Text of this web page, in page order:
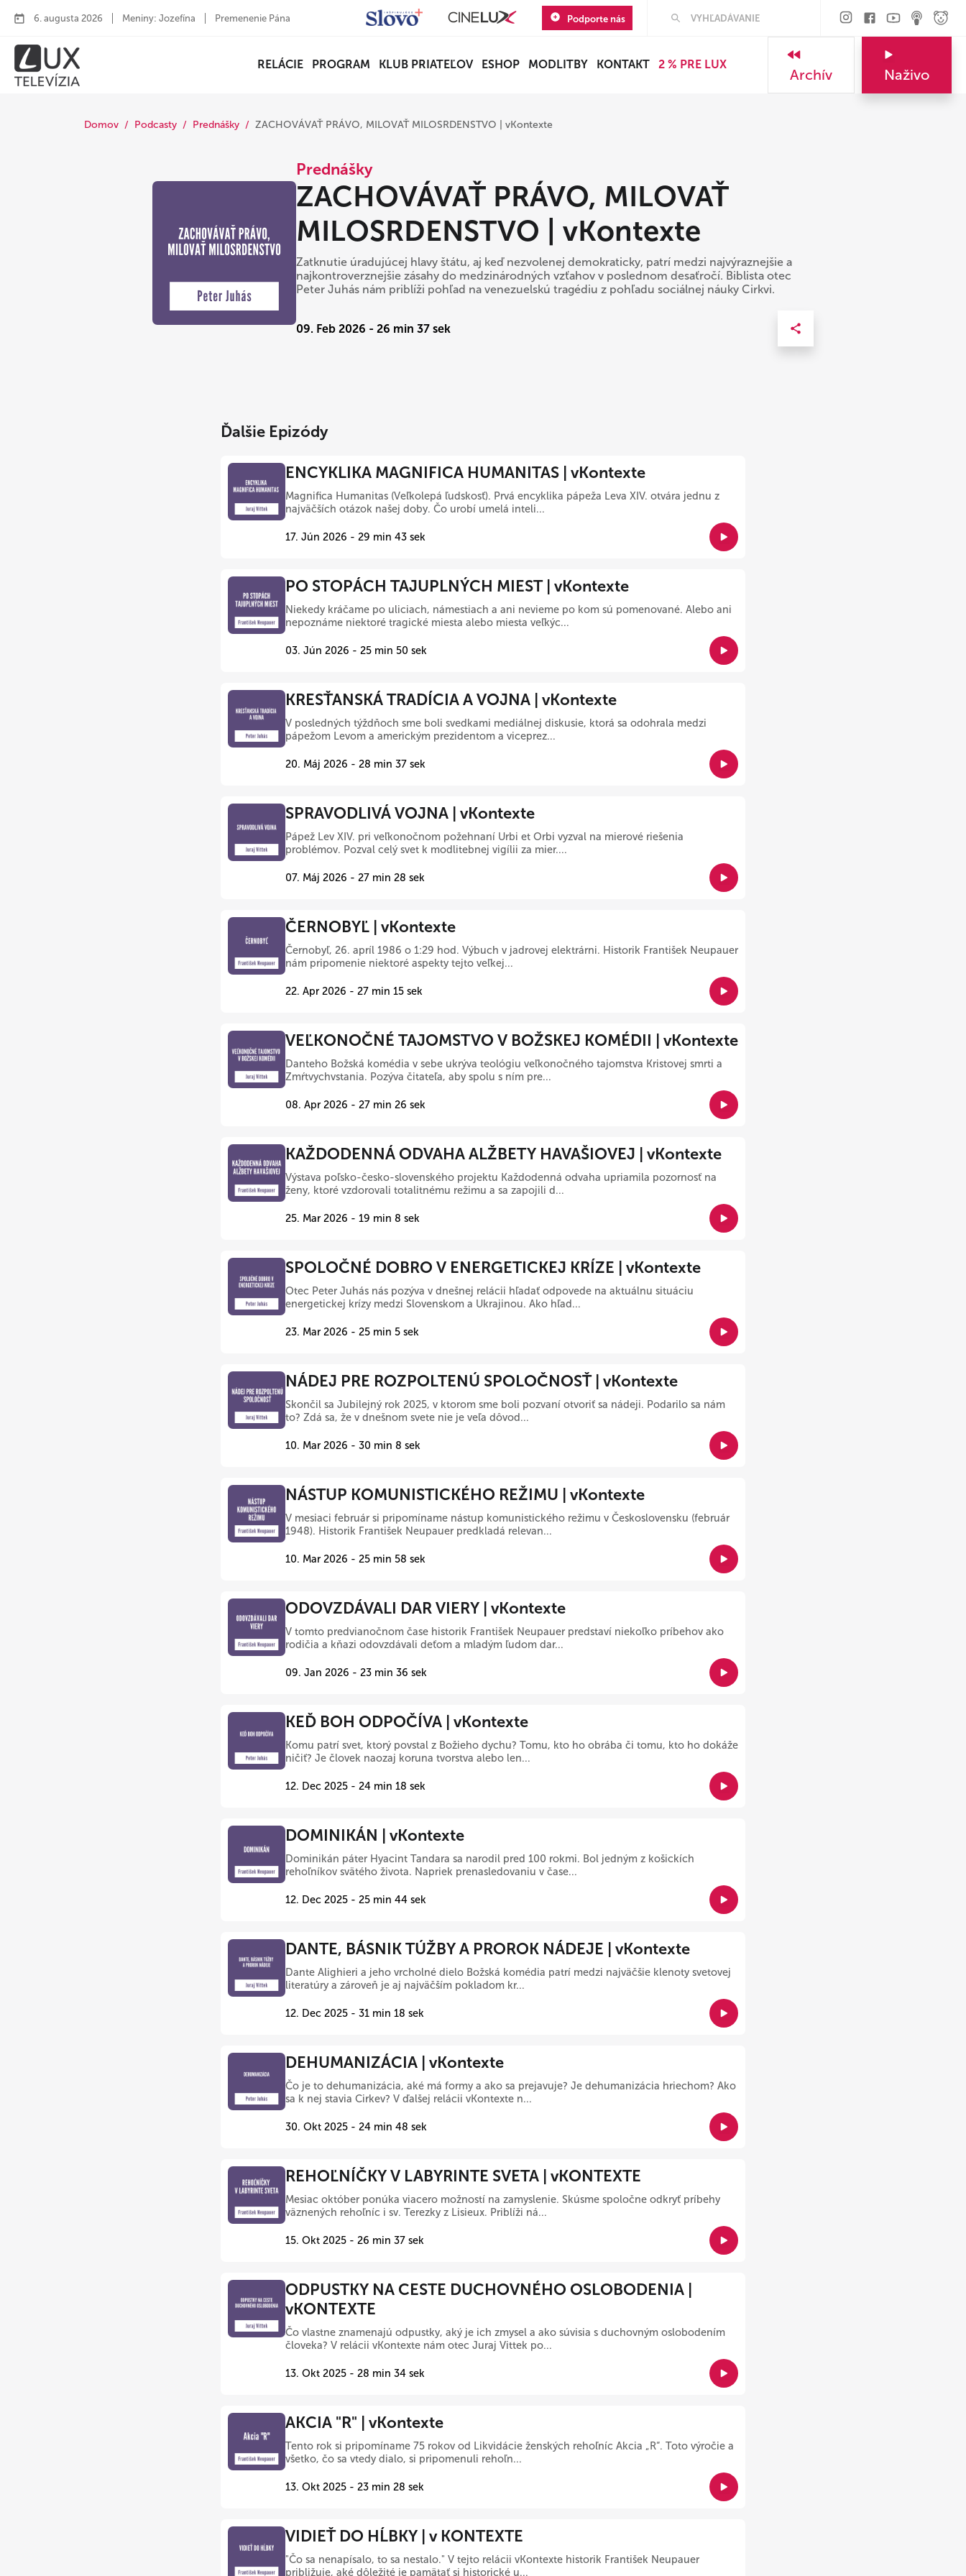
6. augusta 2026 Meniny: Jozefína Premenenie Pána Podporte nás
RELÁCIE PROGRAM KLUB PRIATEĽOV ESHOP MODLITBY KONTAKT 2 % PRE LUX
Archív Naživo
Domov Podcasty Prednášky ZACHOVÁVAŤ PRÁVO, MILOVAŤ MILOSRDENSTVO | vKontexte
Prednášky
ZACHOVÁVAŤ PRÁVO, MILOVAŤ
MILOSRDENSTVO | vKontexte
Zatknutie úradujúcej hlavy štátu, aj keď nezvolenej demokraticky, patrí medzi najvýraznejšie a
najkontroverznejšie zásahy do medzinárodných vzťahov v poslednom desaťročí. Biblista otec
Peter Juhás nám priblíži pohľad na venezuelskú tragédiu z pohľadu sociálnej náuky Cirkvi.
09. Feb 2026 - 26 min 37 sek
Ďalšie Epizódy
ENCYKLIKA MAGNIFICA HUMANITAS | vKontexte
Magnifica Humanitas (Veľkolepá ľudskosť). Prvá encyklika pápeža Leva XIV. otvára jednu z
najväčších otázok našej doby. Čo urobí umelá inteli...
17. Jún 2026 - 29 min 43 sek
PO STOPÁCH TAJUPLNÝCH MIEST | vKontexte
Niekedy kráčame po uliciach, námestiach a ani nevieme po kom sú pomenované. Alebo ani
nepoznáme niektoré tragické miesta alebo miesta veľkýc...
03. Jún 2026 - 25 min 50 sek
KRESŤANSKÁ TRADÍCIA A VOJNA | vKontexte
V posledných týždňoch sme boli svedkami mediálnej diskusie, ktorá sa odohrala medzi
pápežom Levom a americkým prezidentom a viceprez...
20. Máj 2026 - 28 min 37 sek
SPRAVODLIVÁ VOJNA | vKontexte
Pápež Lev XIV. pri veľkonočnom požehnaní Urbi et Orbi vyzval na mierové riešenia
problémov. Pozval celý svet k modlitebnej vigílii za mier....
07. Máj 2026 - 27 min 28 sek
ČERNOBYĽ | vKontexte
Černobyľ, 26. apríl 1986 o 1:29 hod. Výbuch v jadrovej elektrárni. Historik František Neupauer
nám pripomenie niektoré aspekty tejto veľkej...
22. Apr 2026 - 27 min 15 sek
VEĽKONOČNÉ TAJOMSTVO V BOŽSKEJ KOMÉDII | vKontexte
Danteho Božská komédia v sebe ukrýva teológiu veľkonočného tajomstva Kristovej smrti a
Zmŕtvychvstania. Pozýva čitateľa, aby spolu s ním pre...
08. Apr 2026 - 27 min 26 sek
KAŽDODENNÁ ODVAHA ALŽBETY HAVAŠIOVEJ | vKontexte
Výstava poľsko-česko-slovenského projektu Každodenná odvaha upriamila pozornosť na
ženy, ktoré vzdorovali totalitnému režimu a sa zapojili d...
25. Mar 2026 - 19 min 8 sek
SPOLOČNÉ DOBRO V ENERGETICKEJ KRÍZE | vKontexte
Otec Peter Juhás nás pozýva v dnešnej relácii hľadať odpovede na aktuálnu situáciu
energetickej krízy medzi Slovenskom a Ukrajinou. Ako hľad...
23. Mar 2026 - 25 min 5 sek
NÁDEJ PRE ROZPOLTENÚ SPOLOČNOSŤ | vKontexte
Skončil sa Jubilejný rok 2025, v ktorom sme boli pozvaní otvoriť sa nádeji. Podarilo sa nám
to? Zdá sa, že v dnešnom svete nie je veľa dôvod...
10. Mar 2026 - 30 min 8 sek
NÁSTUP KOMUNISTICKÉHO REŽIMU | vKontexte
V mesiaci február si pripomíname nástup komunistického režimu v Československu (február
1948). Historik František Neupauer predkladá relevan...
10. Mar 2026 - 25 min 58 sek
ODOVZDÁVALI DAR VIERY | vKontexte
V tomto predvianočnom čase historik František Neupauer predstaví niekoľko príbehov ako
rodičia a kňazi odovzdávali deťom a mladým ľudom dar...
09. Jan 2026 - 23 min 36 sek
KEĎ BOH ODPOČÍVA | vKontexte
Komu patrí svet, ktorý povstal z Božieho dychu? Tomu, kto ho obrába či tomu, kto ho dokáže
ničiť? Je človek naozaj koruna tvorstva alebo len...
12. Dec 2025 - 24 min 18 sek
DOMINIKÁN | vKontexte
Dominikán páter Hyacint Tandara sa narodil pred 100 rokmi. Bol jedným z košickích
rehoľníkov svätého života. Napriek prenasledovaniu v čase...
12. Dec 2025 - 25 min 44 sek
DANTE, BÁSNIK TÚŽBY A PROROK NÁDEJE | vKontexte
Dante Alighieri a jeho vrcholné dielo Božská komédia patrí medzi najväčšie klenoty svetovej
literatúry a zároveň je aj najväčším pokladom kr...
12. Dec 2025 - 31 min 18 sek
DEHUMANIZÁCIA | vKontexte
Čo je to dehumanizácia, aké má formy a ako sa prejavuje? Je dehumanizácia hriechom? Ako
sa k nej stavia Cirkev? V ďalšej relácii vKontexte n...
30. Okt 2025 - 24 min 48 sek
REHOĽNÍČKY V LABYRINTE SVETA | vKONTEXTE
Mesiac október ponúka viacero možností na zamyslenie. Skúsme spoločne odkryť príbehy
väznených rehoľníc i sv. Terezky z Lisieux. Priblíži ná...
15. Okt 2025 - 26 min 37 sek
ODPUSTKY NA CESTE DUCHOVNÉHO OSLOBODENIA |
vKONTEXTE
Čo vlastne znamenajú odpustky, aký je ich zmysel a ako súvisia s duchovným oslobodením
človeka? V relácii vKontexte nám otec Juraj Vittek po...
13. Okt 2025 - 28 min 34 sek
AKCIA "R" | vKontexte
Tento rok si pripomíname 75 rokov od Likvidácie ženských rehoľníc Akcia „R“. Toto výročie a
všetko, čo sa vtedy dialo, si pripomenuli rehoľn...
13. Okt 2025 - 23 min 28 sek
VIDIEŤ DO HĹBKY | v KONTEXTE
"Čo sa nenapísalo, to sa nestalo." V tejto relácii vKontexte historik František Neupauer
približuje, aké dôležité je pamätať si historické u...